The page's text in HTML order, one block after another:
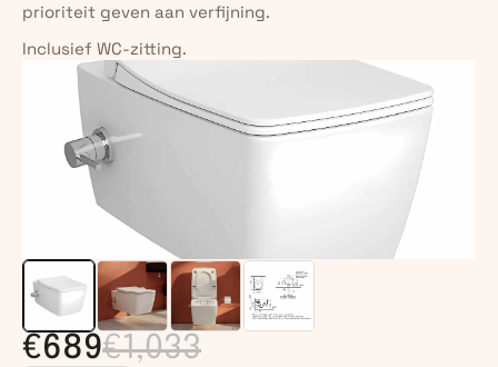
prioriteit geven aan verfijning.
Inclusief WC-zitting.
€689€1,033